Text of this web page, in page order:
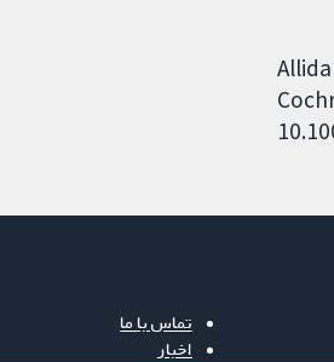
تماس با ما
اخبار